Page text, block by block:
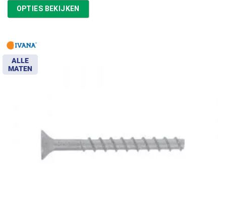
€57,67
OPTIES BEKIJKEN
ALLE
MATEN